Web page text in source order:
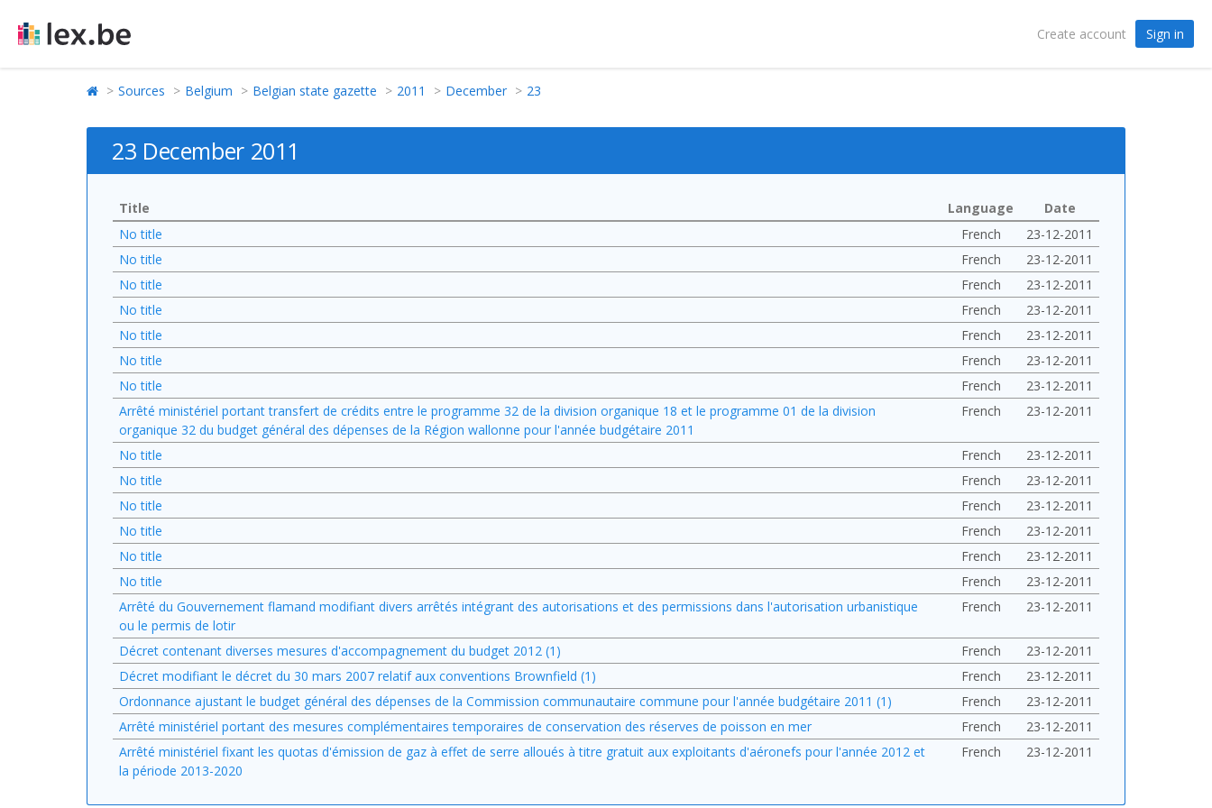
Create account Sign in
Sources Belgium Belgian state gazette 2011 December 23
23 December 2011
Title Language
Date
No title
French
23-12-2011
No title
French
23-12-2011
No title
French
23-12-2011
No title
French
23-12-2011
No title
French
23-12-2011
No title
French
23-12-2011
No title
French
23-12-2011
Arrêté ministériel portant transfert de crédits entre le programme 32 de la division organique 18 et le programme 01 de la division
organique 32 du budget général des dépenses de la Région wallonne pour l'année budgétaire 2011
French 23-12-2011
No title French
23-12-2011
No title
French
23-12-2011
No title
French
23-12-2011
No title
French
23-12-2011
No title
French
23-12-2011
No title
French
23-12-2011
Arrêté du Gouvernement flamand modifiant divers arrêtés intégrant des autorisations et des permissions dans l'autorisation urbanistique
ou le permis de lotir
French 23-12-2011
Décret contenant diverses mesures d'accompagnement du budget 2012 (1) French
23-12-2011
Décret modifiant le décret du 30 mars 2007 relatif aux conventions Brownfield (1)
French
23-12-2011
Ordonnance ajustant le budget général des dépenses de la Commission communautaire commune pour l'année budgétaire 2011 (1)
French
23-12-2011
Arrêté ministériel portant des mesures complémentaires temporaires de conservation des réserves de poisson en mer
French
23-12-2011
Arrêté ministériel fixant les quotas d'émission de gaz à effet de serre alloués à titre gratuit aux exploitants d'aéronefs pour l'année 2012 et
la période 2013-2020
French 23-12-2011